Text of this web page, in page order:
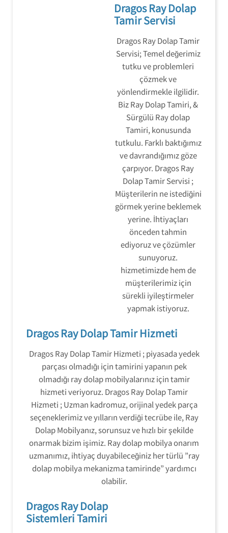
Dragos Ray Dolap
Tamir Servisi
Dragos Ray Dolap Tamir
Servisi; Temel değerimiz
tutku ve problemleri
çözmek ve
yönlendirmekle ilgilidir.
Biz Ray Dolap Tamiri, &
Sürgülü Ray dolap
Tamiri, konusunda
tutkulu. Farklı baktığımız
ve davrandığımız göze
çarpıyor. Dragos Ray
Dolap Tamir Servisi ;
Müşterilerin ne istediğini
görmek yerine beklemek
yerine. İhtiyaçları
önceden tahmin
ediyoruz ve çözümler
sunuyoruz.
hizmetimizde hem de
müşterilerimiz için
sürekli iyileştirmeler
yapmak istiyoruz.
Dragos Ray Dolap Tamir Hizmeti
Dragos Ray Dolap Tamir Hizmeti ; piyasada yedek
parçası olmadığı için tamirini yapanın pek
olmadığı ray dolap mobilyalarınız için tamir
hizmeti veriyoruz. Dragos Ray Dolap Tamir
Hizmeti ; Uzman kadromuz, orijinal yedek parça
seçeneklerimiz ve yılların verdiği tecrübe ile, Ray
Dolap Mobilyanız, sorunsuz ve hızlı bir şekilde
onarmak bizim işimiz. Ray dolap mobilya onarım
uzmanımız, ihtiyaç duyabileceğiniz her türlü ”ray
dolap mobilya mekanizma tamirinde” yardımcı
olabilir.
Dragos Ray Dolap
Sistemleri Tamiri